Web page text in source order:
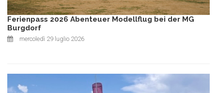
Ferienpass 2026 Abenteuer Modellflug bei der MG
Burgdorf
mercoledì 29 luglio 2026